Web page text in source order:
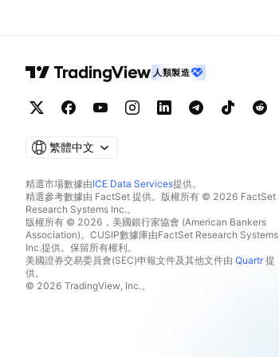
人類製造
繁體中文
精選市場數據由ICE Data Services提供。
精選參考數據由 FactSet 提供。版權所有 © 2026 FactSet
Research Systems Inc.。
版權所有 © 2026，美國銀行家協會 (American Bankers
Association)。CUSIP數據庫由FactSet Research Systems
Inc.提供。保留所有權利。
美國證券交易委員會(SEC)申報文件及其他文件由 Quartr提
供。
© 2026 TradingView, Inc.。